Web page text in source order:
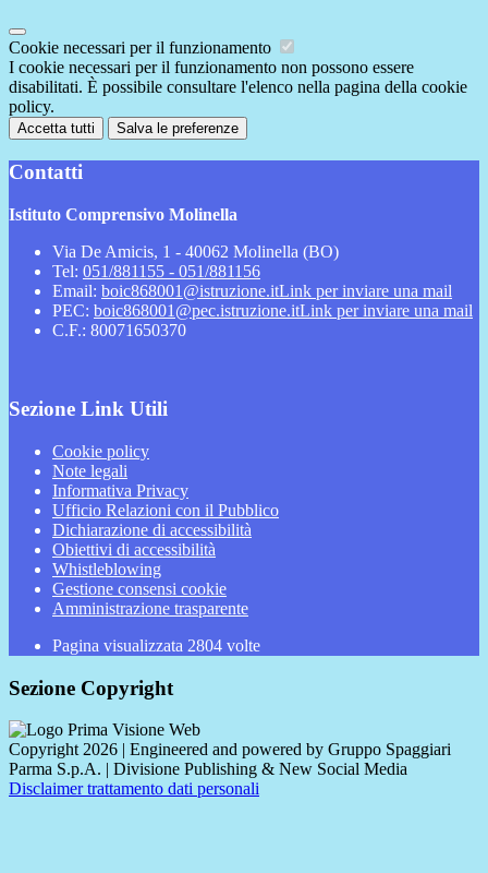
Cookie necessari per il funzionamento
I cookie necessari per il funzionamento non possono essere
disabilitati. È possibile consultare l'elenco nella pagina della cookie
policy.
Accetta tutti Salva le preferenze
Contatti
Istituto Comprensivo Molinella
Via De Amicis, 1 - 40062 Molinella (BO)
Tel: 051/881155 - 051/881156
Email: boic868001@istruzione.itLink per inviare una mail
PEC: boic868001@pec.istruzione.itLink per inviare una mail
C.F.: 80071650370
Sezione Link Utili
Cookie policy
Note legali
Informativa Privacy
Ufficio Relazioni con il Pubblico
Dichiarazione di accessibilità
Obiettivi di accessibilità
Whistleblowing
Gestione consensi cookie
Amministrazione trasparente
Pagina visualizzata 2804 volte
Sezione Copyright
Copyright 2026 | Engineered and powered by Gruppo Spaggiari
Parma S.p.A. | Divisione Publishing & New Social Media
Disclaimer trattamento dati personali